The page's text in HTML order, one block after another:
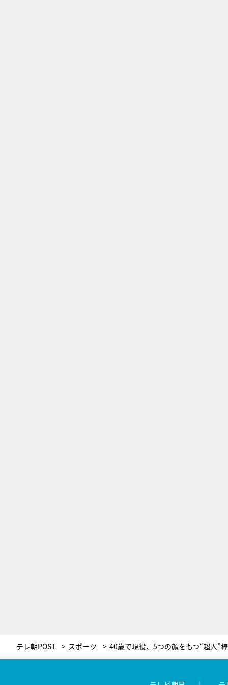
テレ朝POST スポーツ